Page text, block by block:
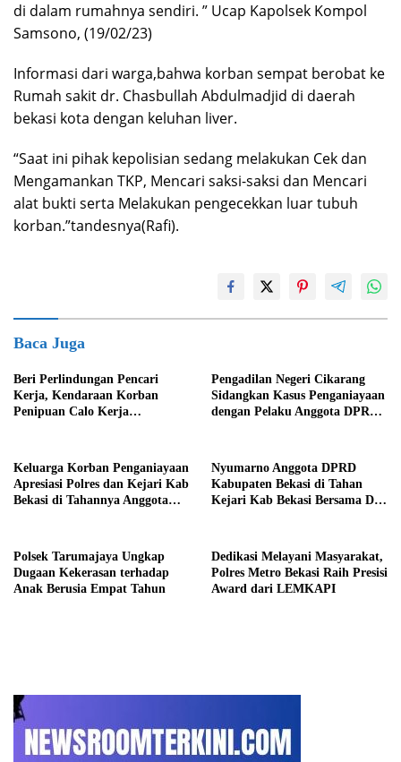
di dalam rumahnya sendiri. ” Ucap Kapolsek Kompol
Samsono, (19/02/23)
Informasi dari warga,bahwa korban sempat berobat ke
Rumah sakit dr. Chasbullah Abdulmadjid di daerah
bekasi kota dengan keluhan liver.
“Saat ini pihak kepolisian sedang melakukan Cek dan
Mengamankan TKP, Mencari saksi-saksi dan Mencari
alat bukti serta Melakukan pengecekkan luar tubuh
korban.”tandesnya(Rafi).
Baca Juga
Beri Perlindungan Pencari
Kerja, Kendaraan Korban
Penipuan Calo Kerja
Pengadilan Negeri Cikarang
Sidangkan Kasus Penganiayaan
dengan Pelaku Anggota DPRD
Keluarga Korban Penganiayaan
Apresiasi Polres dan Kejari Kab
Bekasi di Tahannya Anggota
Nyumarno Anggota DPRD
Kabupaten Bekasi di Tahan
Kejari Kab Bekasi Bersama Dua
Polsek Tarumajaya Ungkap
Dugaan Kekerasan terhadap
Anak Berusia Empat Tahun
Dedikasi Melayani Masyarakat,
Polres Metro Bekasi Raih Presisi
Award dari LEMKAPI